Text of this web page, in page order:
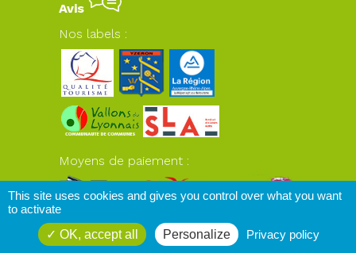
Avis
Nos labels :
Moyens de paiement :
www.plateaudyzeron.com© 2026
This site uses cookies and gives you control over what you want
to activate
OK, accept all
Personalize Privacy policy